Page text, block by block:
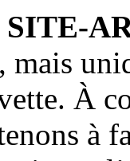
SITE-
mais
À
à